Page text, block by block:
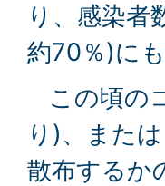
り、感染者
約70％)に
この頃の
り)、また
散布するか